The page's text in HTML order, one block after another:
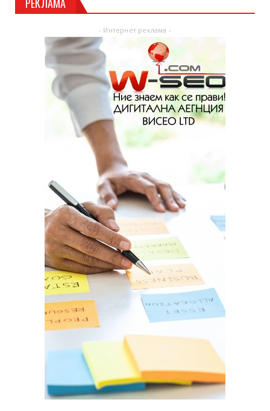
- Интернет реклама -